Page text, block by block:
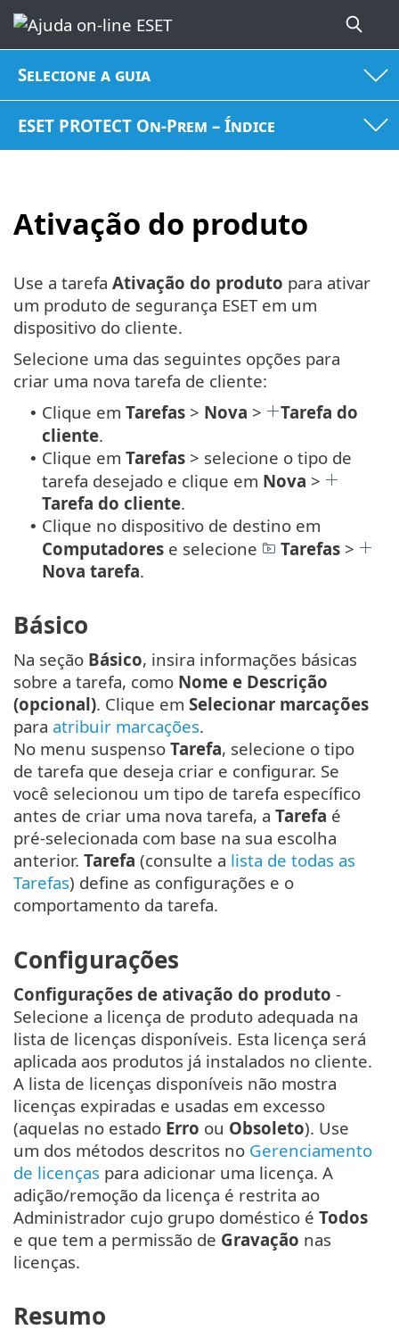
Selecione a guia
ESET PROTECT On-Prem – Índice
Ativação do produto
Use a tarefa Ativação do produto para ativar
um produto de segurança ESET em um
dispositivo do cliente.
Selecione uma das seguintes opções para
criar uma nova tarefa de cliente:
• Clique em Tarefas > Nova >
Tarefa do
cliente.
• Clique em Tarefas > selecione o tipo de
tarefa desejado e clique em Nova >
Tarefa do cliente.
• Clique no dispositivo de destino em
Computadores e selecione Tarefas >
Nova tarefa.
Básico
Na seção Básico, insira informações básicas
sobre a tarefa, como Nome e Descrição
(opcional). Clique em Selecionar marcações
para atribuir marcações.
No menu suspenso Tarefa, selecione o tipo
de tarefa que deseja criar e configurar. Se
você selecionou um tipo de tarefa específico
antes de criar uma nova tarefa, a Tarefa é
pré-selecionada com base na sua escolha
anterior. Tarefa (consulte a lista de todas as
Tarefas) define as configurações e o
comportamento da tarefa.
Configurações
Configurações de ativação do produto -
Selecione a licença de produto adequada na
lista de licenças disponíveis. Esta licença será
aplicada aos produtos já instalados no cliente.
A lista de licenças disponíveis não mostra
licenças expiradas e usadas em excesso
(aquelas no estado Erro ou Obsoleto). Use
um dos métodos descritos no Gerenciamento
de licenças para adicionar uma licença. A
adição/remoção da licença é restrita ao
Administrador cujo grupo doméstico é Todos
e que tem a permissão de Gravação nas
licenças.
Resumo